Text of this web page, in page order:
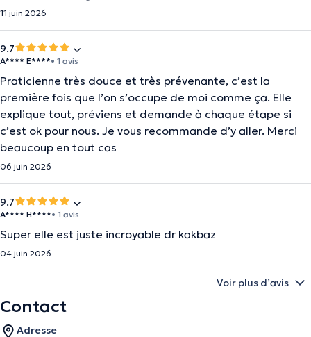
11 juin 2026
9.7
A**** E****• 1 avis
Praticienne très douce et très prévenante, c’est la
première fois que l’on s’occupe de moi comme ça. Elle
explique tout, préviens et demande à chaque étape si
c’est ok pour nous. Je vous recommande d’y aller. Merci
beaucoup en tout cas
06 juin 2026
9.7
A**** H****• 1 avis
Super elle est juste incroyable dr kakbaz
04 juin 2026
Voir plus d’avis
Contact
Adresse